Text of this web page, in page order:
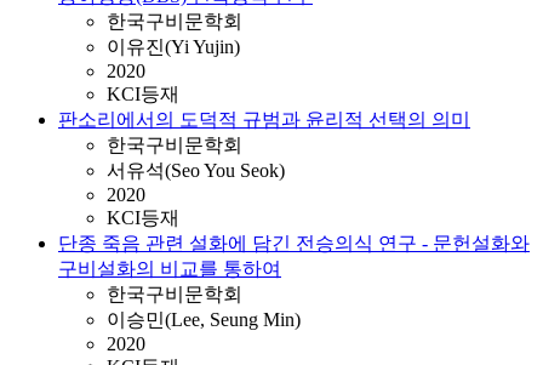
한국구비문학회
이유진(Yi Yujin)
2020
KCI등재
판소리에서의 도덕적 규범과 윤리적 선택의 의미
한국구비문학회
서유석(Seo You Seok)
2020
KCI등재
단종 죽음 관련 설화에 담긴 전승의식 연구 - 문헌설화와
구비설화의 비교를 통하여
한국구비문학회
이승민(Lee, Seung Min)
2020